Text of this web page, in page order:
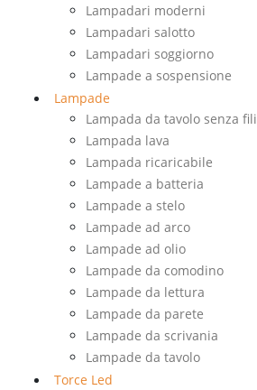
Lampadari moderni
Lampadari salotto
Lampadari soggiorno
Lampade a sospensione
Lampade
Lampada da tavolo senza fili
Lampada lava
Lampada ricaricabile
Lampade a batteria
Lampade a stelo
Lampade ad arco
Lampade ad olio
Lampade da comodino
Lampade da lettura
Lampade da parete
Lampade da scrivania
Lampade da tavolo
Torce Led